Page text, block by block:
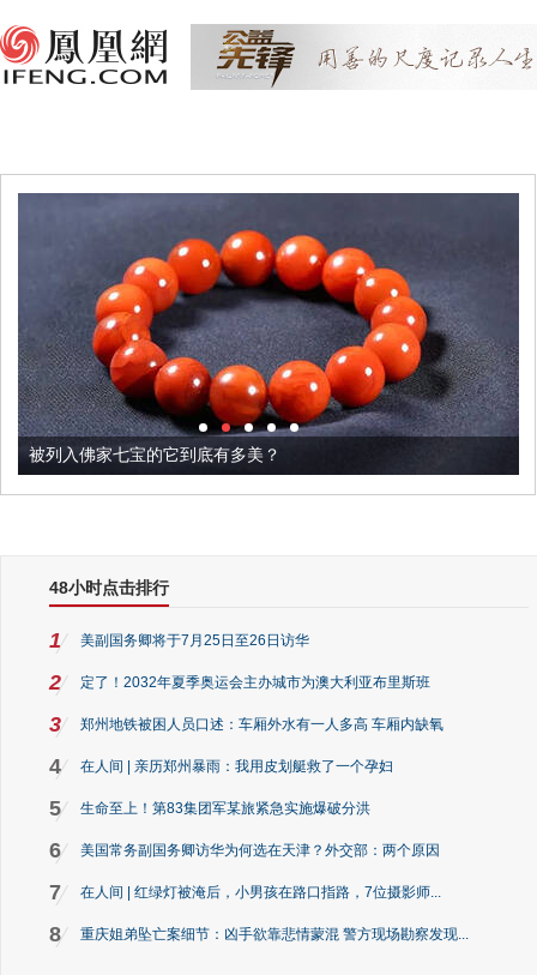
被列入佛家七宝的它到底有多美？
48小时点击排行
1 美副国务卿将于7月25日至26日访华
2 定了！2032年夏季奥运会主办城市为澳大利亚布里斯班
3 郑州地铁被困人员口述：车厢外水有一人多高 车厢内缺氧
4 在人间 | 亲历郑州暴雨：我用皮划艇救了一个孕妇
5 生命至上！第83集团军某旅紧急实施爆破分洪
6 美国常务副国务卿访华为何选在天津？外交部：两个原因
7 在人间 | 红绿灯被淹后，小男孩在路口指路，7位摄影师...
8 重庆姐弟坠亡案细节：凶手欲靠悲情蒙混 警方现场勘察发现...